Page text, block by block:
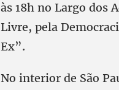
às 18h no Largo dos
Livre, pela
Ex”.
No interior de São